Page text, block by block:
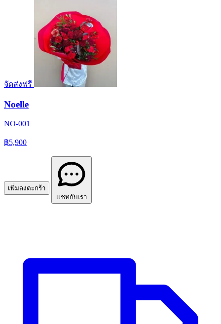
จัดส่งฟรี
Noelle
NO-001
฿5,900
เพิ่มลงตะกร้า
แชทกับเรา